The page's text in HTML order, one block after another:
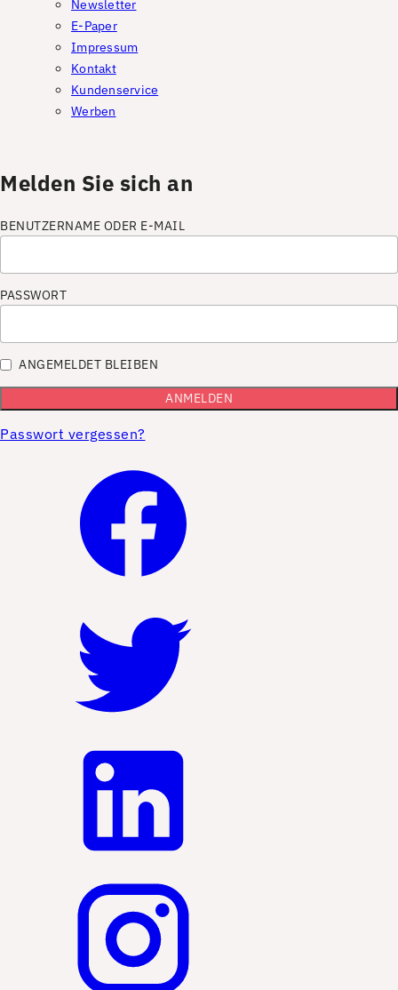
Newsletter
E-Paper
Impressum
Kontakt
Kundenservice
Werben
Melden Sie sich an
BENUTZERNAME ODER E-MAIL
PASSWORT
ANGEMELDET BLEIBEN
Passwort vergessen?